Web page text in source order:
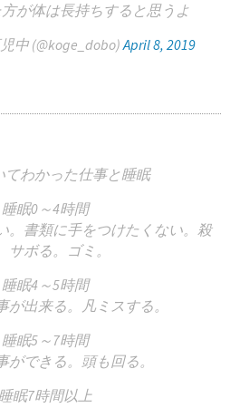
が体は長持ちすると思うよ
中 (@koge_dobo)April 8, 2019
てわかった仕事と睡眠
睡眠0～4時間
。書類に手をつけたくない。殺
サボる。ゴミ。
睡眠4～5時間
が出来る。凡ミスする。
睡眠5～7時間
ができる。頭も回る。
睡眠7時間以上